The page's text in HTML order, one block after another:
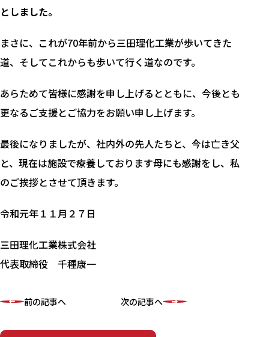
としました。
まさに、これが70年前から三田理化工業が歩いてきた
道、そしてこれからも歩いて行く道なのです。
あらためて皆様に感謝を申し上げるとともに、今後とも
更なるご支援とご協力をお願い申し上げます。
最後になりましたが、社内外の先人たちと、今は亡き父
と、現在は施設で療養しております母にも感謝をし、私
のご挨拶とさせて頂きます。
令和元年１１月２７日
三田理化工業株式会社
代表取締役 千種康一
前の記事へ 次の記事へ